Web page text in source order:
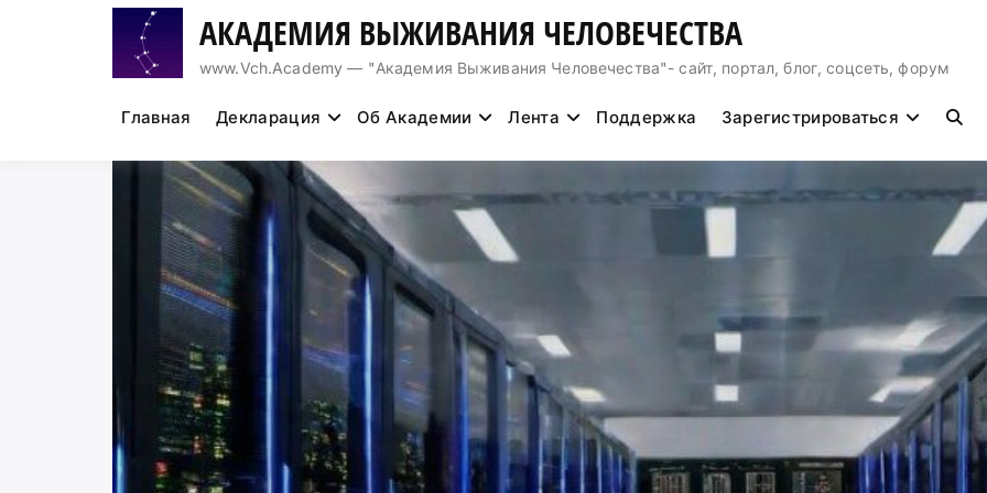
АКАДЕМИЯ ВЫЖИВАНИЯ ЧЕЛОВЕЧЕСТВА
www.Vch.Academy — "Академия Выживания Человечества"- сайт, портал, блог, соцсеть, форум
Главная Декларация Об Академии Лента Поддержка Зарегистрироваться